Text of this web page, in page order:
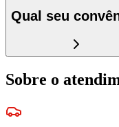
Qual seu
Sobre o